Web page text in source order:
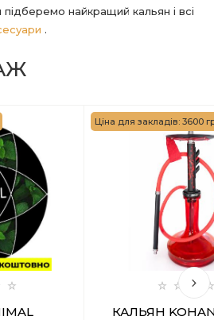
найкращий кальян і всі
.
Ціна для закладів: 3600
КАЛЬЯН